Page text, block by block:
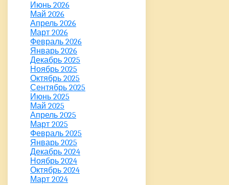
Июнь 2026
Май 2026
Апрель 2026
Март 2026
Февраль 2026
Январь 2026
Декабрь 2025
Ноябрь 2025
Октябрь 2025
Сентябрь 2025
Июнь 2025
Май 2025
Апрель 2025
Март 2025
Февраль 2025
Январь 2025
Декабрь 2024
Ноябрь 2024
Октябрь 2024
Март 2024